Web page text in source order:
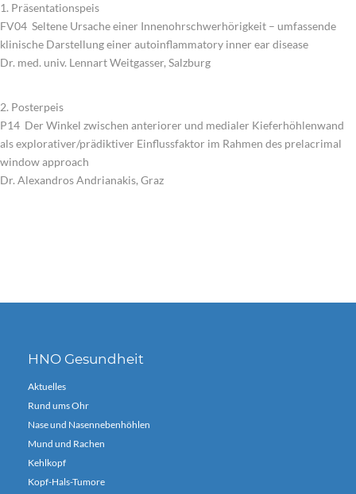
1. Präsentationspeis
FV04 Seltene Ursache einer Innenohrschwerhörigkeit – umfassende
klinische Darstellung einer autoinflammatory inner ear disease
Dr. med. univ. Lennart Weitgasser, Salzburg
2. Posterpeis
P14 Der Winkel zwischen anteriorer und medialer Kieferhöhlenwand
als explorativer/prädiktiver Einflussfaktor im Rahmen des prelacrimal
window approach
Dr. Alexandros Andrianakis, Graz
HNO Gesundheit
Aktuelles
Rund ums Ohr
Nase und Nasennebenhöhlen
Mund und Rachen
Kehlkopf
Kopf-Hals-Tumore